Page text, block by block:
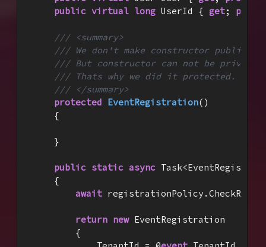
public virtual long UserId { get;
///
<summary>
/// We don't make constructor public
/// But constructor can not be private
/// Thats why we did it protected.
///
</summary>
protected
EventRegistration( )
{
    }
public static async
{
await
return new EventRegistration
        {